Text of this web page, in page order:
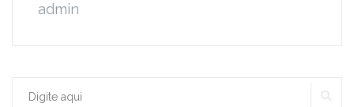
admin
Procurar: